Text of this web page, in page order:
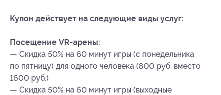
Купон действует на следующие виды услуг:
Посещение VR-арены:
— Скидка 50% на 60 минут игры (с понедельника
по пятницу) для одного человека (800 руб. вместо
1600 руб.)
— Скидка 50% на 60 минут игры (выходные